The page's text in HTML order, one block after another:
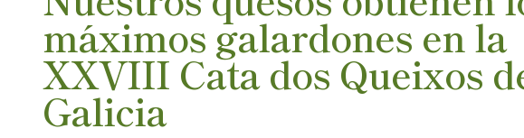
máximos galardones en la
XXVIII Cata dos Queixos
Galicia